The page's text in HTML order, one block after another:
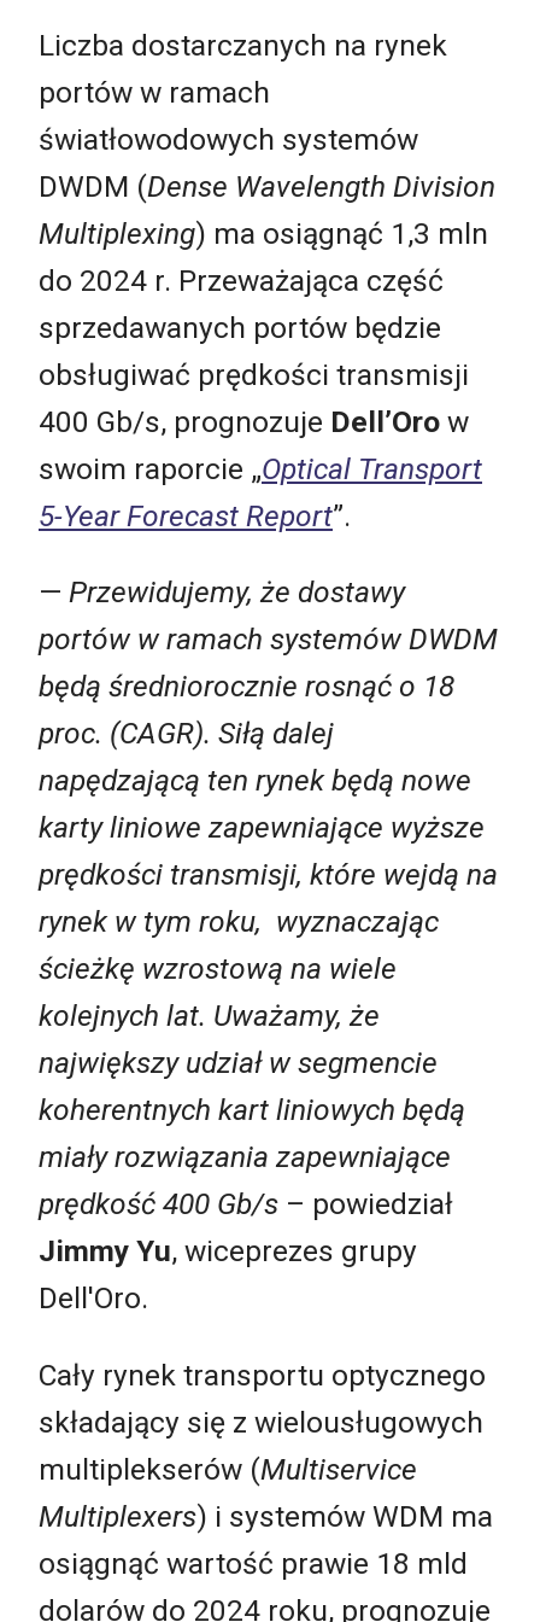
Liczba dostarczanych na rynek
portów w ramach
światłowodowych systemów
DWDM (Dense Wavelength Division
Multiplexing) ma osiągnąć 1,3 mln
do 2024 r. Przeważająca część
sprzedawanych portów będzie
obsługiwać prędkości transmisji
400 Gb/s, prognozuje Dell’Oro w
swoim raporcie „Optical Transport
5-Year Forecast Report”.
— Przewidujemy, że dostawy
portów w ramach systemów DWDM
będą średniorocznie rosnąć o 18
proc. (CAGR). Siłą dalej
napędzającą ten rynek będą nowe
karty liniowe zapewniające wyższe
prędkości transmisji, które wejdą na
rynek w tym roku, wyznaczając
ścieżkę wzrostową na wiele
kolejnych lat. Uważamy, że
największy udział w segmencie
koherentnych kart liniowych będą
miały rozwiązania zapewniające
prędkość 400 Gb/s – powiedział
Jimmy Yu, wiceprezes grupy
Dell'Oro.
Cały rynek transportu optycznego
składający się z wielousługowych
multiplekserów (Multiservice
Multiplexers) i systemów WDM ma
osiągnąć wartość prawie 18 mld
dolarów do 2024 roku, prognozuje